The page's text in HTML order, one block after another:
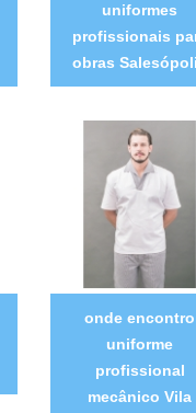
uniformes
profissionais
obras
onde encontro
uniforme
profissional
mecânico Vila